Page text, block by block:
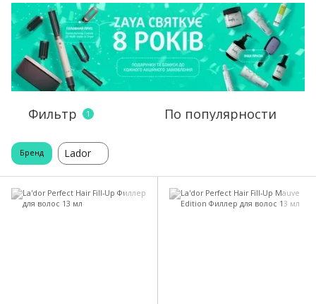
Фильтр 1 По популярности
Бренд Lador